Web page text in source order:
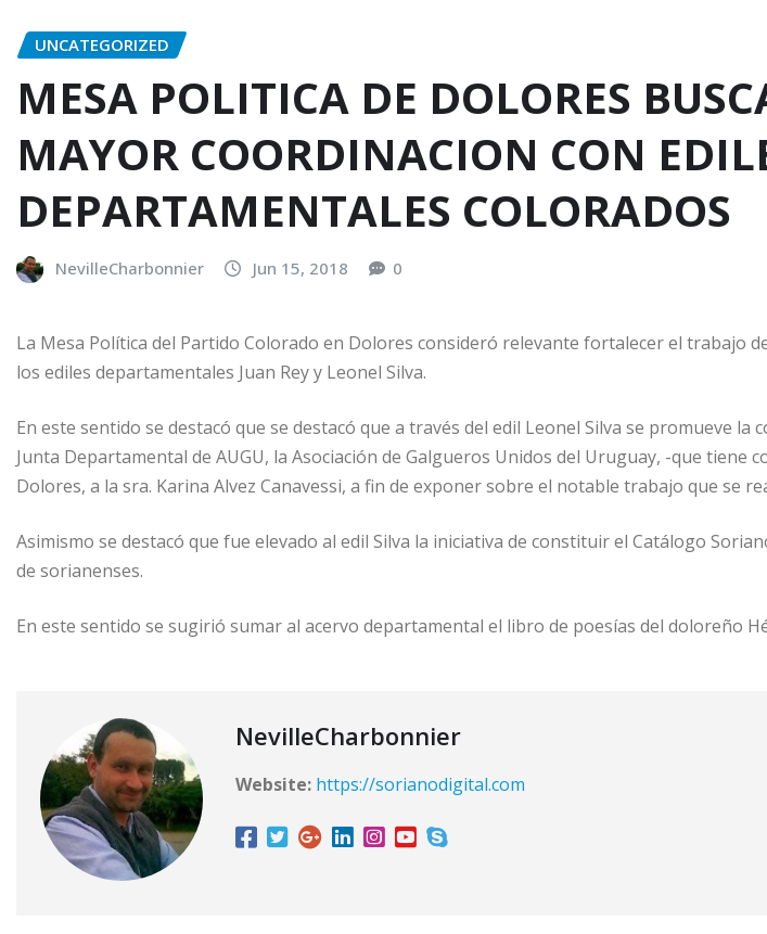
UNCATEGORIZED
MESA POLITICA DE DOLORES
MAYOR COORDINACION CON
DEPARTAMENTALES COLORADOS
NevilleCharbonnier Jun 15, 2018 0
La Mesa Política del Partido Colorado en Dolores consideró relevante fortalecer el trabajo
los ediles departamentales Juan Rey y Leonel Silva.
En este sentido se destacó que se destacó que a través del edil Leonel Silva se promueve la
Junta Departamental de AUGU, la Asociación de Galgueros Unidos del Uruguay, -que tiene
Dolores, a la sra. Karina Alvez Canavessi, a fin de exponer sobre el notable trabajo que se
Asimismo se destacó que fue elevado al edil Silva la iniciativa de constituir el Catálogo
de sorianenses.
En este sentido se sugirió sumar al acervo departamental el libro de poesías del doloreño
NevilleCharbonnier
Website: https://sorianodigital.com